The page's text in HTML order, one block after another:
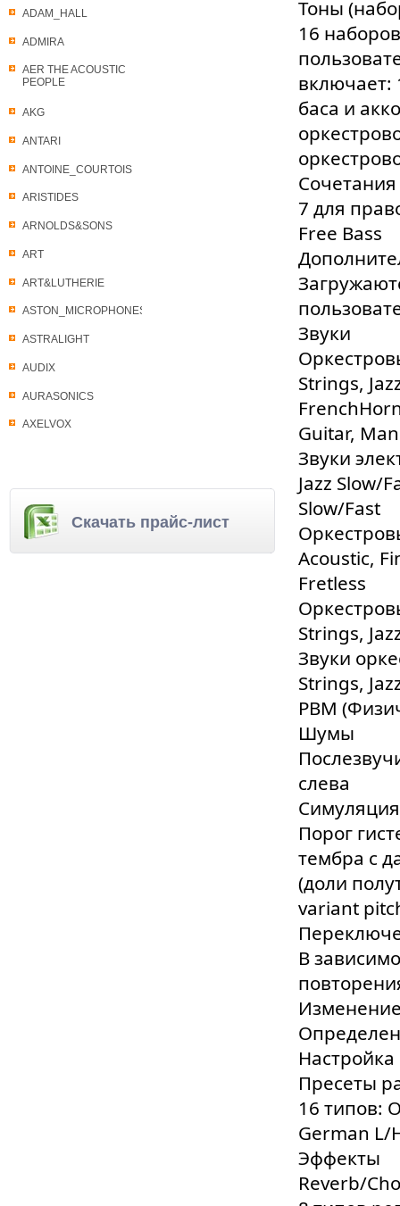
ADAM_HALL
ADMIRA
AER THE ACOUSTIC
PEOPLE
AKG
ANTARI
ANTOINE_COURTOIS
ARISTIDES
ARNOLDS&SONS
ART
ART&LUTHERIE
ASTON_MICROPHONES
ASTRALIGHT
AUDIX
AURASONICS
AXELVOX
Скачать прайс-лист
Тоны
16
включает:
баса и
7 для
Free Bass
Звуки
Strings,
Guitar,
Звуки
Jazz Slow/
Slow/Fast
Acoustic,
Fretless
Strings,
Звуки
Strings,
PBM
Шумы
слева
Порог
тембра с
(доли
variant
В
Пресеты
16 типов:
German L/
Эффекты
Reverb/